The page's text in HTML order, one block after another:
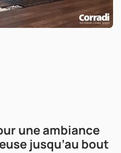
une ambiance
jusqu’au bout